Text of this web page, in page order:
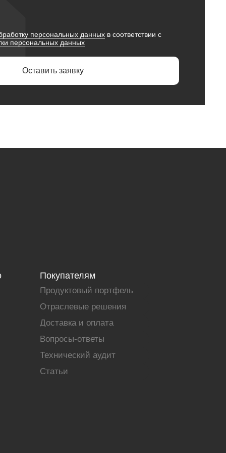
персональных данных в соответствии с
персональных данных
Оставить заявку
Покупателям
Продуктовый портфель
Отраслевые решения
Доставка и оплата
Вопросы-ответы
Технический аудит
Статьи